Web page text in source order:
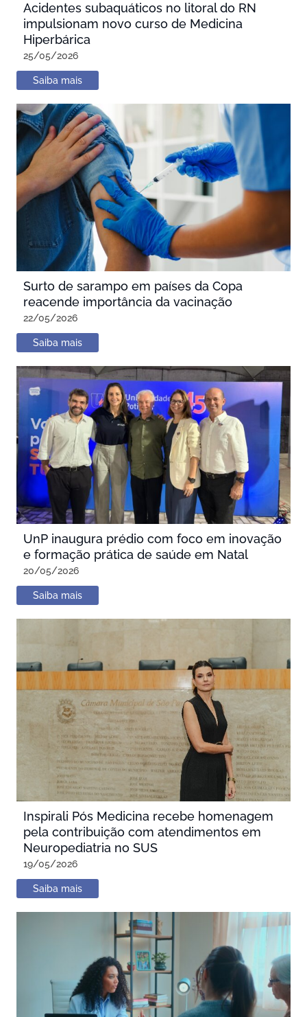
Acidentes subaquáticos no litoral do RN
impulsionam novo curso de Medicina
Hiperbárica
25/05/2026
Saiba mais
Surto de sarampo em países da Copa
reacende importância da vacinação
22/05/2026
Saiba mais
UnP inaugura prédio com foco em inovação
e formação prática de saúde em Natal
20/05/2026
Saiba mais
Inspirali Pós Medicina recebe homenagem
pela contribuição com atendimentos em
Neuropediatria no SUS
19/05/2026
Saiba mais